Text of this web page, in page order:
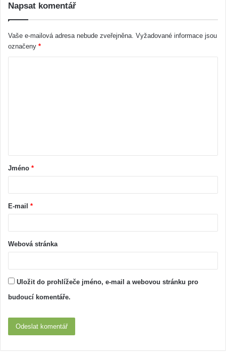
Napsat komentář
Vaše e-mailová adresa nebude zveřejněna. Vyžadované informace jsou
označeny *
Jméno *
E-mail *
Webová stránka
Uložit do prohlížeče jméno, e-mail a webovou stránku pro
budoucí komentáře.